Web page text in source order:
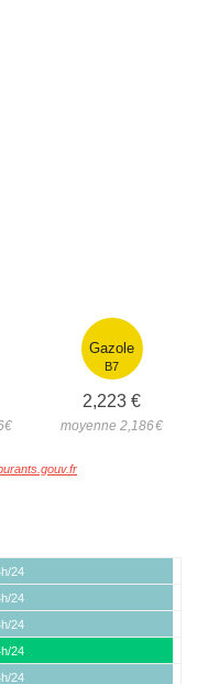
€
Gazole
B7
2,223 €
moyenne 2,186€
24
24
24
24
24